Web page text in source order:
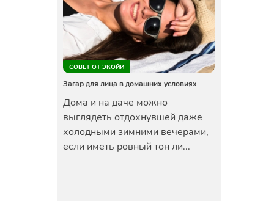
СОВЕТ ОТ ЭКОЙИ
Загар для лица в домашних условиях
Дома и на даче можно
выглядеть отдохнувшей даже
холодными зимними вечерами,
если иметь ровный тон ли...